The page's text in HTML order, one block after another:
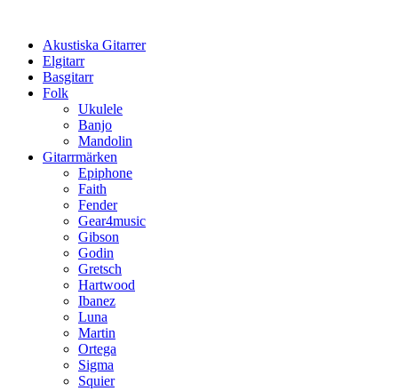
innehållAkustiska Gitarrer
Elgitarr
Basgitarr
Folk
Ukulele
Banjo
Mandolin
Gitarrmärken
Epiphone
Faith
Fender
Gear4music
Gibson
Godin
Gretsch
Hartwood
Ibanez
Luna
Martin
Ortega
Sigma
Squier